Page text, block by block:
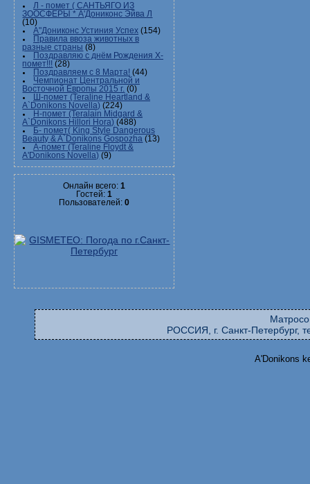
Л - помет ( САНТЬЯГО ИЗ
ЗООСФЕРЫ * А'Дониконс Эйва Л
(10)
А"Дониконс Устиния Успех (154)
Правила ввоза животных в
разные страны (8)
Поздравляю с днём Рождения Х-
помет!!! (28)
Поздравляем с 8 Марта! (44)
Чемпионат Центральной и
Восточной Европы 2015 г. (0)
Ш-помет (Teraline Heartland &
A`Donikons Novella) (224)
Н-помет (Teralain Midgard &
A`Donikons Hillori Hora) (488)
Б- помет( King Style Dangerous
Beauty & A`Donikons Gospozha (13)
А-помет (Teraline Floydt &
A'Donikons Novella) (9)
Онлайн всего: 1
Гостей: 1
Пользователей: 0
РОССИЯ, г. Санкт-Петербург,
A'Donikons